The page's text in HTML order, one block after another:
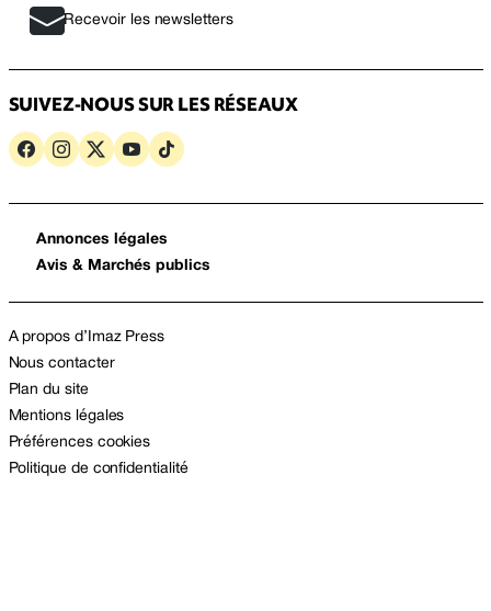
Recevoir les newsletters
SUIVEZ-NOUS SUR LES RÉSEAUX
Annonces légales
Avis & Marchés publics
A propos d’Imaz Press
Nous contacter
Plan du site
Mentions légales
Préférences cookies
Politique de confidentialité